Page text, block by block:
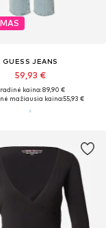
GUESS JEANS
59,93 €
kaina: 89,90 €
mažiausia kaina:55,93 €